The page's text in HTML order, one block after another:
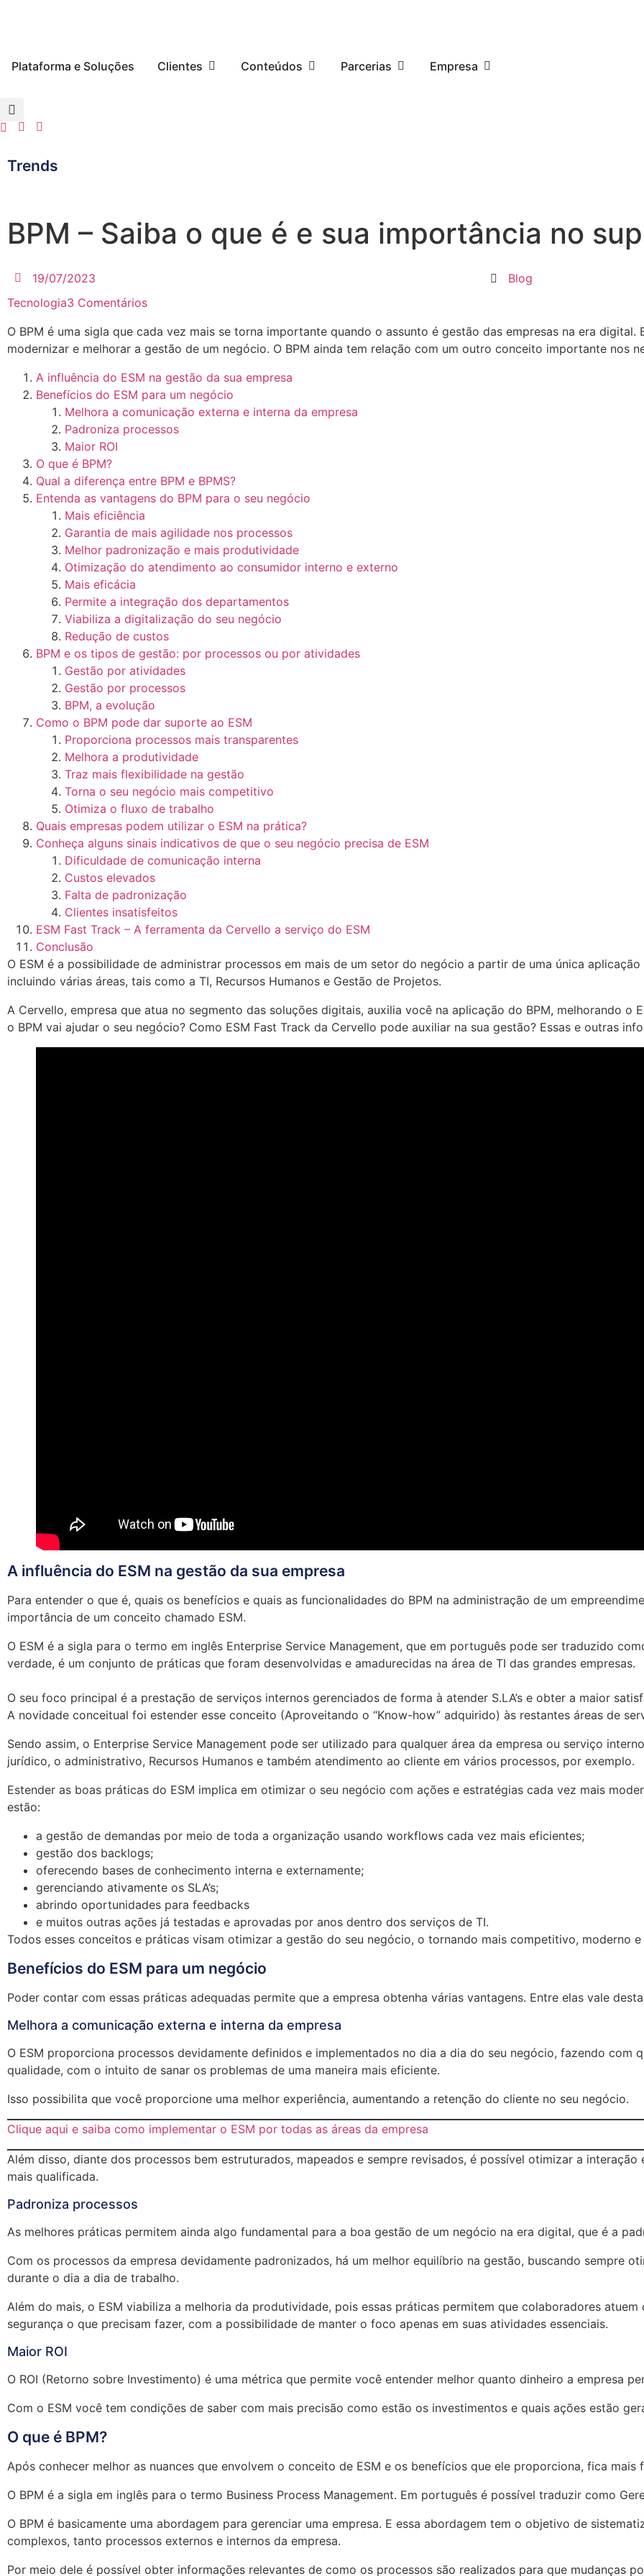
Plataforma e Soluções Clientes Conteúdos Parcerias Empresa
Trends
BPM – Saiba o que é e sua importância no
19/07/2023
Blog
Tecnologia3 Comentários
O BPM é uma sigla que cada vez mais se torna importante quando o assunto é gestão das empresas na era
modernizar e melhorar a gestão de um negócio. O BPM ainda tem relação com um outro conceito importante nos
A influência do ESM na gestão da sua empresa
Benefícios do ESM para um negócio
Melhora a comunicação externa e interna da empresa
Padroniza processos
Maior ROI
O que é BPM?
Qual a diferença entre BPM e BPMS?
Entenda as vantagens do BPM para o seu negócio
Mais eficiência
Garantia de mais agilidade nos processos
Melhor padronização e mais produtividade
Otimização do atendimento ao consumidor interno e externo
Mais eficácia
Permite a integração dos departamentos
Viabiliza a digitalização do seu negócio
Redução de custos
BPM e os tipos de gestão: por processos ou por atividades
Gestão por atividades
Gestão por processos
BPM, a evolução
Como o BPM pode dar suporte ao ESM
Proporciona processos mais transparentes
Melhora a produtividade
Traz mais flexibilidade na gestão
Torna o seu negócio mais competitivo
Otimiza o fluxo de trabalho
Quais empresas podem utilizar o ESM na prática?
Conheça alguns sinais indicativos de que o seu negócio precisa de ESM
Dificuldade de comunicação interna
Custos elevados
Falta de padronização
Clientes insatisfeitos
ESM Fast Track – A ferramenta da Cervello a serviço do ESM
Conclusão
O ESM é a possibilidade de administrar processos em mais de um setor do negócio a partir de uma única
incluindo várias áreas, tais como a TI, Recursos Humanos e Gestão de Projetos.
A Cervello, empresa que atua no segmento das soluções digitais, auxilia você na aplicação do BPM, melhorando o
o BPM vai ajudar o seu negócio? Como ESM Fast Track da Cervello pode auxiliar na sua gestão? Essas e outras
A influência do ESM na gestão da sua empresa
Para entender o que é, quais os benefícios e quais as funcionalidades do BPM na administração de um
importância de um conceito chamado ESM.
O ESM é a sigla para o termo em inglês Enterprise Service Management, que em português pode ser traduzido
verdade, é um conjunto de práticas que foram desenvolvidas e amadurecidas na área de TI das grandes empresas.
O seu foco principal é a prestação de serviços internos gerenciados de forma à atender S.LA’s e obter a maior
A novidade conceitual foi estender esse conceito (Aproveitando o “Know-how” adquirido) às restantes áreas de
Sendo assim, o Enterprise Service Management pode ser utilizado para qualquer área da empresa ou serviço
jurídico, o administrativo, Recursos Humanos e também atendimento ao cliente em vários processos, por exemplo.
Estender as boas práticas do ESM implica em otimizar o seu negócio com ações e estratégias cada vez mais
estão:
a gestão de demandas por meio de toda a organização usando workflows cada vez mais eficientes;
gestão dos backlogs;
oferecendo bases de conhecimento interna e externamente;
gerenciando ativamente os SLA’s;
abrindo oportunidades para feedbacks
e muitos outras ações já testadas e aprovadas por anos dentro dos serviços de TI.
Todos esses conceitos e práticas visam otimizar a gestão do seu negócio, o tornando mais competitivo, moderno e
Benefícios do ESM para um negócio
Poder contar com essas práticas adequadas permite que a empresa obtenha várias vantagens. Entre elas vale
Melhora a comunicação externa e interna da empresa
O ESM proporciona processos devidamente definidos e implementados no dia a dia do seu negócio, fazendo com
qualidade, com o intuito de sanar os problemas de uma maneira mais eficiente.
Isso possibilita que você proporcione uma melhor experiência, aumentando a retenção do cliente no seu negócio.
Clique aqui e saiba como implementar o ESM por todas as áreas da empresa
Além disso, diante dos processos bem estruturados, mapeados e sempre revisados, é possível otimizar a
mais qualificada.
Padroniza processos
As melhores práticas permitem ainda algo fundamental para a boa gestão de um negócio na era digital, que é a
Com os processos da empresa devidamente padronizados, há um melhor equilíbrio na gestão, buscando sempre
durante o dia a dia de trabalho.
Além do mais, o ESM viabiliza a melhoria da produtividade, pois essas práticas permitem que colaboradores
segurança o que precisam fazer, com a possibilidade de manter o foco apenas em suas atividades essenciais.
Maior ROI
O ROI (Retorno sobre Investimento) é uma métrica que permite você entender melhor quanto dinheiro a empresa
Com o ESM você tem condições de saber com mais precisão como estão os investimentos e quais ações estão
O que é BPM?
Após conhecer melhor as nuances que envolvem o conceito de ESM e os benefícios que ele proporciona, fica mais
O BPM é a sigla em inglês para o termo Business Process Management. Em português é possível traduzir como
O BPM é basicamente uma abordagem para gerenciar uma empresa. E essa abordagem tem o objetivo de
complexos, tanto processos externos e internos da empresa.
Por meio dele é possível obter informações relevantes de como os processos são realizados para que mudanças